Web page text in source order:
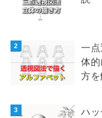
一
体
方を
ハ